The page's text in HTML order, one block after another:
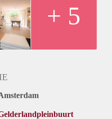
utilities
+ 5